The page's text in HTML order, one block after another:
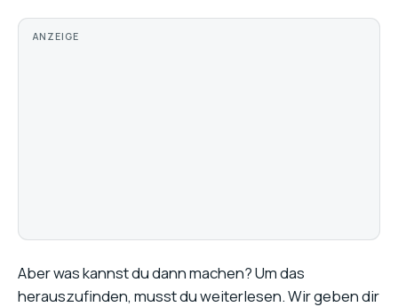
ANZEIGE
Aber was kannst du dann machen? Um das
herauszufinden, musst du weiterlesen. Wir geben dir